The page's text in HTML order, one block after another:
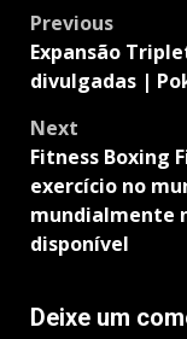
Post
Previous
Expansão
divulgadas |
Next
Fitness Boxing
exercício no
mundialmente
disponível
Deixe um